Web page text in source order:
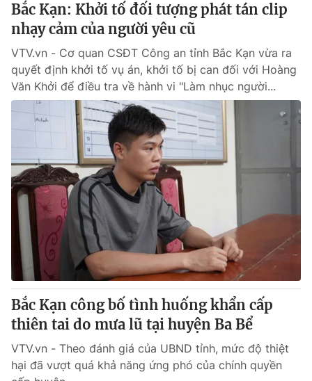
Bắc Kạn: Khởi tố đối tượng phát tán clip
nhạy cảm của người yêu cũ
VTV.vn - Cơ quan CSĐT Công an tỉnh Bắc Kạn vừa ra
quyết định khởi tố vụ án, khởi tố bị can đối với Hoàng
Văn Khởi để điều tra về hành vi "Làm nhục người...
Bắc Kạn công bố tình huống khẩn cấp
thiên tai do mưa lũ tại huyện Ba Bể
VTV.vn - Theo đánh giá của UBND tỉnh, mức độ thiệt
hại đã vượt quá khả năng ứng phó của chính quyền